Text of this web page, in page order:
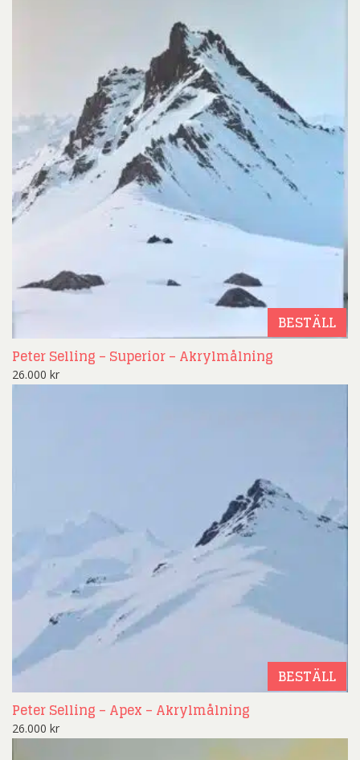
BESTÄLL
Peter Selling – Superior – Akrylmålning
26.000 kr
BESTÄLL
Peter Selling – Apex – Akrylmålning
26.000 kr